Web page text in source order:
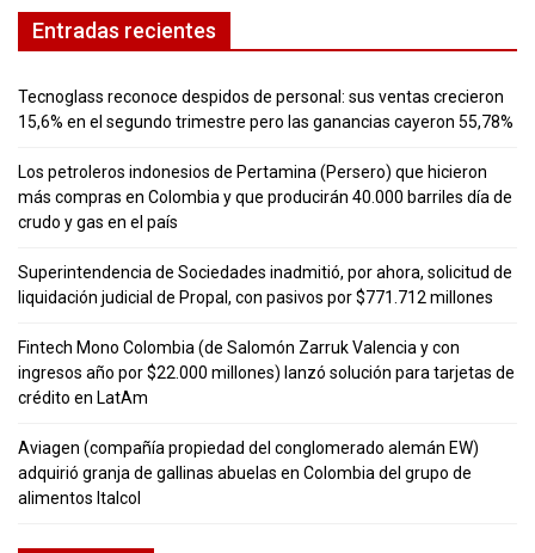
Entradas recientes
Tecnoglass reconoce despidos de personal: sus ventas crecieron
15,6% en el segundo trimestre pero las ganancias cayeron 55,78%
Los petroleros indonesios de Pertamina (Persero) que hicieron
más compras en Colombia y que producirán 40.000 barriles día de
crudo y gas en el país
Superintendencia de Sociedades inadmitió, por ahora, solicitud de
liquidación judicial de Propal, con pasivos por $771.712 millones
Fintech Mono Colombia (de Salomón Zarruk Valencia y con
ingresos año por $22.000 millones) lanzó solución para tarjetas de
crédito en LatAm
Aviagen (compañía propiedad del conglomerado alemán EW)
adquirió granja de gallinas abuelas en Colombia del grupo de
alimentos Italcol